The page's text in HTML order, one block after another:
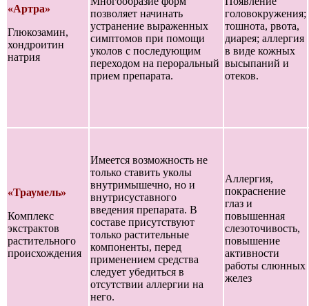
«Артра»
Глюкозамин,
хондроитин
натрия
позволяет начинать
устранение выраженных
симптомов при помощи
уколов с последующим
переходом на пероральный
прием препарата.
головокружения;
тошнота, рвота,
диарея; аллергия
в виде кожных
высыпаний и
отеков.
«Траумель»
Комплекс
экстрактов
растительного
происхождения
Имеется возможность не
только ставить уколы
внутримышечно, но и
внутрисуставного
введения препарата. В
составе присутствуют
только растительные
компоненты, перед
применением средства
следует убедиться в
отсутствии аллергии на
него.
Аллергия,
покраснение
глаз и
повышенная
слезоточивость,
повышение
активности
работы слюнных
желез